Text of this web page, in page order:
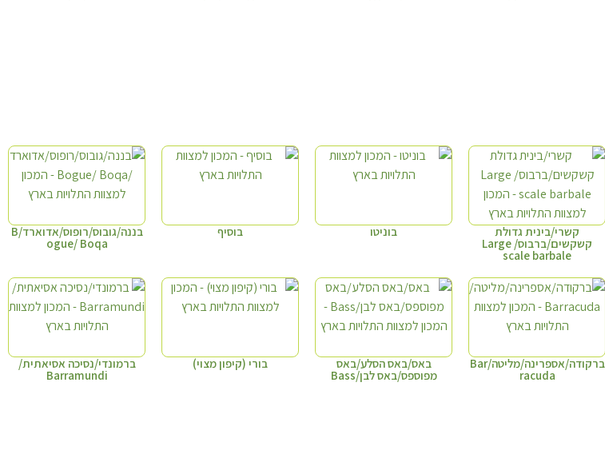
קשרי/בינית גדולת
קשקשים/ברבוס/ Large
scale barbale
בוניטו בוסיף בננה/גובוס/רופוס/אדוארד/B
ogue/ Boqa
ברקודה/אספרינה/מליטה/Bar
racuda
באס/באס הסלע/באס
מפוספס/באס לבן/Bass
בורי (קיפון מצוי) ברמונדי/נסיכה אסיאתית/
Barramundi